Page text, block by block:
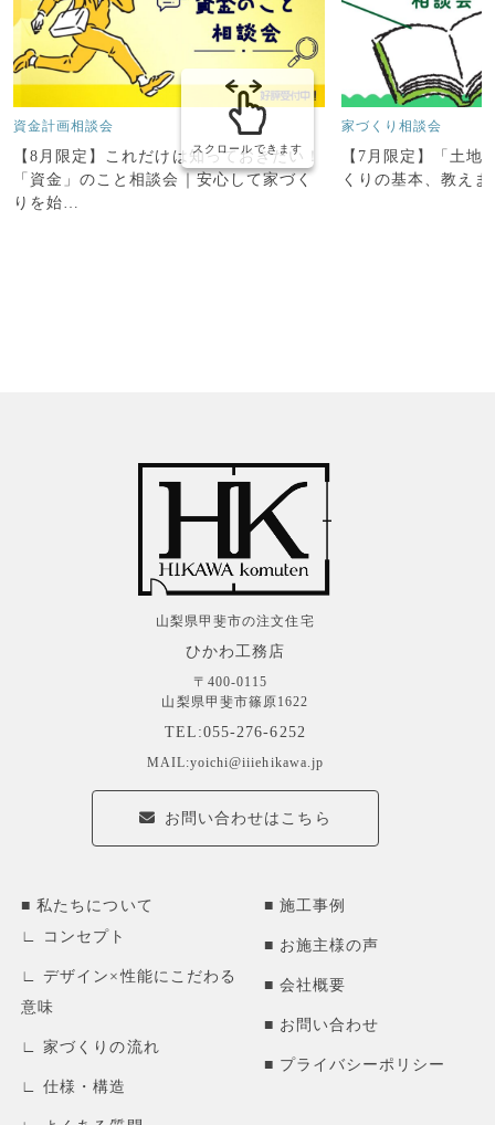
資金計画相談会
【8月限定】これだけは知っておきたい！
「資金」のこと相談会｜安心して家づく
りを始…
家づくり相談会
【7月限定】「土地
くりの基本、教えま
スクロールできます
山梨県甲斐市の注文住宅
ひかわ工務店
〒400-0115
山梨県甲斐市篠原1622
TEL:055-276-6252
MAIL:yoichi@iiiehikawa.jp
お問い合わせはこちら
私たちについて
コンセプト
デザイン×性能にこだわる
意味
家づくりの流れ
仕様・構造
施工事例
お施主様の声
会社概要
お問い合わせ
プライバシーポリシー